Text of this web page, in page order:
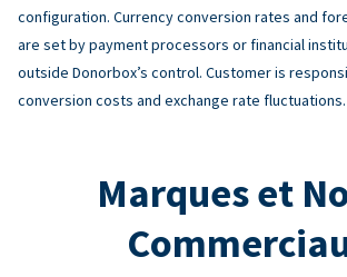
configuration. Currency conversion rates and
are set by payment processors or financial
outside Donorbox’s control. Customer is
conversion costs and exchange rate fluctuations.
Marques et